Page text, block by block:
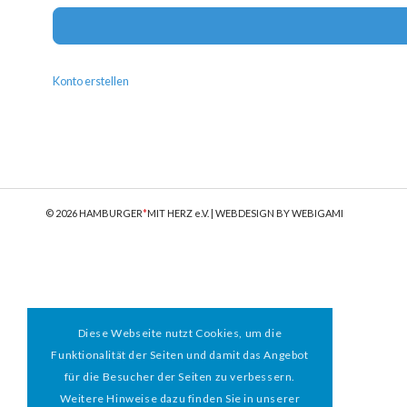
Konto erstellen
© 2026 HAMBURGER*MIT HERZ e.V. | WEBDESIGN BY WEBIGAMI
Diese Webseite nutzt Cookies, um die
Funktionalität der Seiten und damit das Angebot
für die Besucher der Seiten zu verbessern.
Weitere Hinweise dazu finden Sie in unserer